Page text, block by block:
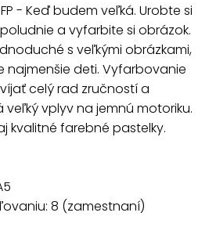
- Keď budem veľká. Urobte si
a vyfarbite si obrázok.
s veľkými obrázkami,
najmenšie deti. Vyfarbovanie
celý rad zručností a
vplyv na jemnú motoriku.
kvalitné farebné pastelky.
8 (zamestnaní)